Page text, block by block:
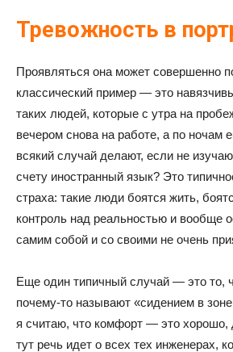
Тревожность в
Проявляться она может совершенно
классический пример — это
таких людей, которые с утра на
вечером снова на работе, а по ночам
всякий случай делают, если не
счету иностранный язык? Это
страха: такие люди боятся жить,
контроль над реальностью и вообще
самим собой и со своими не очень
Еще один типичный случай — это то,
почему-то называют «сидением в
я считаю, что комфорт — это хорошо,
тут речь идет о всех тех инженерах,